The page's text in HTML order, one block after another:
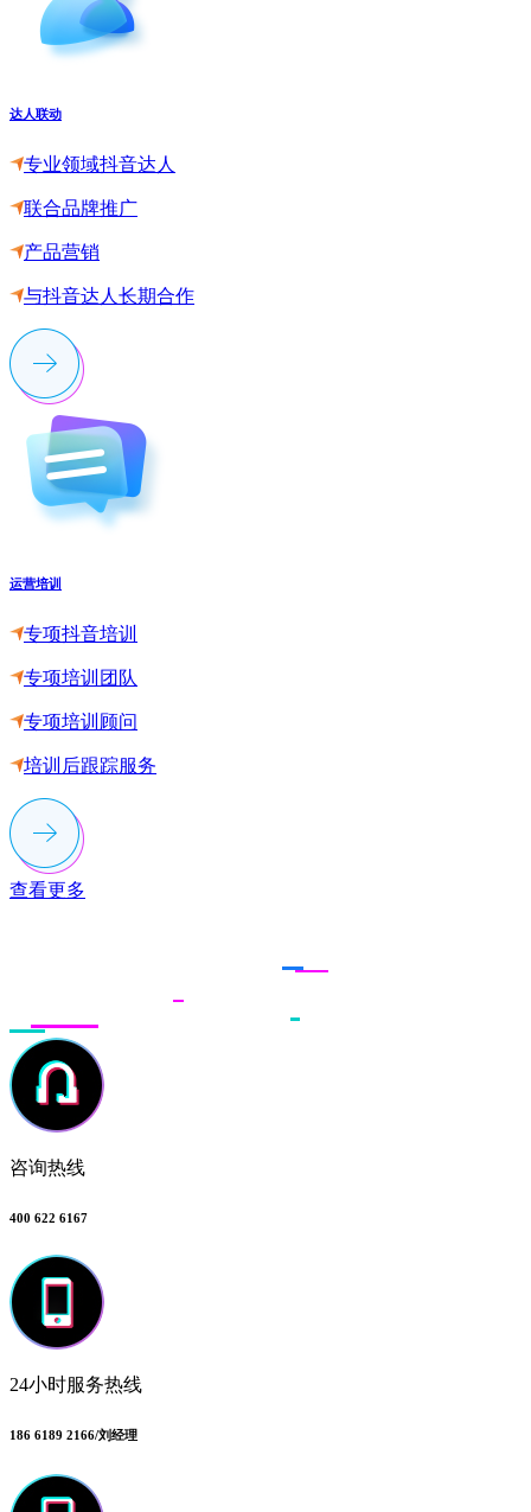
达人联动
专业领域抖音达人
联合品牌推广
产品营销
与抖音达人长期合作
运营培训
专项抖音培训
专项培训团队
专项培训顾问
培训后跟踪服务
查看更多
咨询热线
400 622 6167
24小时服务热线
186 6189 2166/刘经理